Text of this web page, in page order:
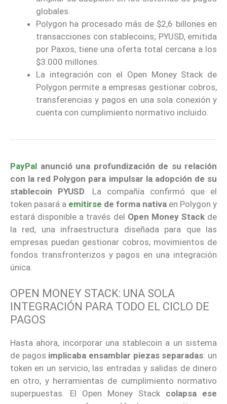
globales.
Polygon ha procesado más de $2,6 billones en
transacciones con stablecoins; PYUSD, emitida
por Paxos, tiene una oferta total cercana a los
$3.000 millones.
La integración con el Open Money Stack de
Polygon permite a empresas gestionar cobros,
transferencias y pagos en una sola conexión y
cuenta con cumplimiento normativo incluido.
PayPal anunció una profundización de su relación
con la red Polygon para impulsar la adopción de su
stablecoin PYUSD. La compañía confirmó que el
token pasará a emitirse de forma nativa en Polygon y
estará disponible a través del Open Money Stackde
la red, una infraestructura diseñada para que las
empresas puedan gestionar cobros, movimientos de
fondos transfronterizos y pagos en una integración
única.
OPEN MONEY STACK: UNA SOLA
INTEGRACIÓN PARA TODO EL CICLO DE
PAGOS
Hasta ahora, incorporar una stablecoin a un sistema
de pagos implicaba ensamblar piezas separadas: un
token en un servicio, las entradas y salidas de dinero
en otro, y herramientas de cumplimiento normativo
superpuestas. El Open Money Stack colapsa ese